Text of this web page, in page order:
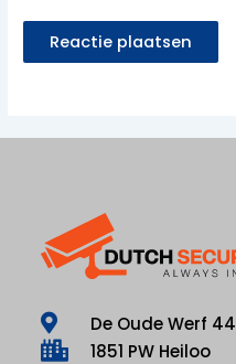
De Oude Werf 44
1851 PW Heiloo